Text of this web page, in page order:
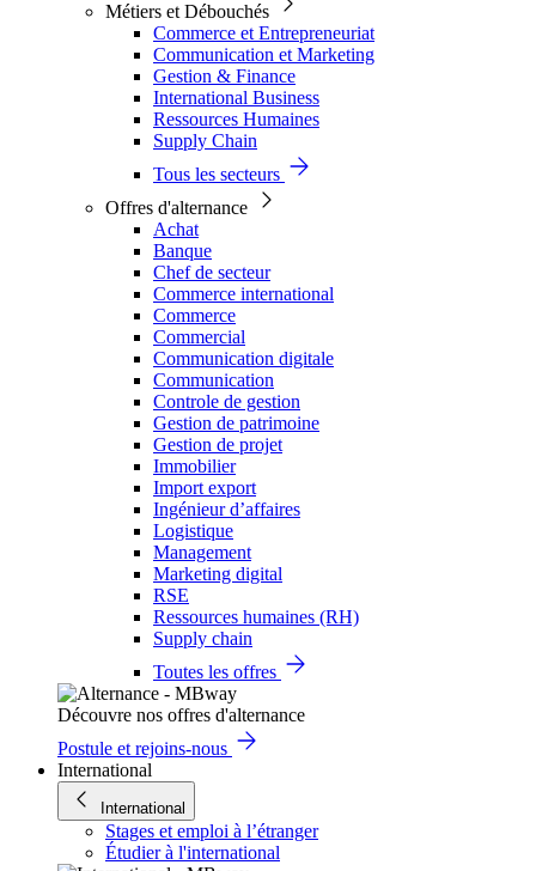
Métiers et Débouchés
Commerce et Entrepreneuriat
Communication et Marketing
Gestion & Finance
International Business
Ressources Humaines
Supply Chain
Tous les secteurs
Offres d'alternance
Achat
Banque
Chef de secteur
Commerce international
Commerce
Commercial
Communication digitale
Communication
Controle de gestion
Gestion de patrimoine
Gestion de projet
Immobilier
Import export
Ingénieur d’affaires
Logistique
Management
Marketing digital
RSE
Ressources humaines (RH)
Supply chain
Toutes les offres
Découvre nos offres d'alternance
Postule et rejoins-nous
International
International
Stages et emploi à l’étranger
Étudier à l'international